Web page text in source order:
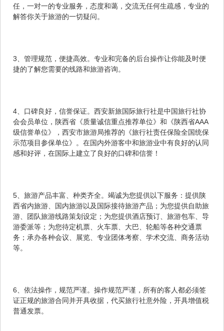
任，一对一的专业服务，态度和蔼，交流无任何生疏感，专业的
解答你关于旅游的一切疑问。
3、管理规范，便捷高效。专业和完备的后台操作让你能及时便
捷的了解您需要的线路和旅游咨询。
4、口碑良好，信誉保证。西安新旅国际旅行社是中国旅行社协
会会员单位，陕西省《质量诚信重点推荐单位》和《陕西省AAA
级信誉单位》，西安市旅游局推荐的《旅行社责任保险全国统保
示范项目参保单位》。在国内外游客中和旅游业中有良好的认同
感和好评，在国际上建立了良好的口碑和信誉！
5、旅游产品丰富、种类齐全。竭诚为您提供以下服务：提供陕
西省内旅游、国内旅游以及国际接待旅游产品；为您提供自助旅
游、团队旅游线路策划设定；为您提供酒店预订、旅游包车、导
游委派等；为您待定机票、火车票、大巴、轮船等各种交通票
务；承办各种会议、展览、专业团体考察、学术交流、商务活动
等。
6、依法操作，规范严谨。操作规范严谨，所有的客人都必须签
证正规的旅游合同并开具收据，代买旅行社意外险，开具增值税
普通发票。